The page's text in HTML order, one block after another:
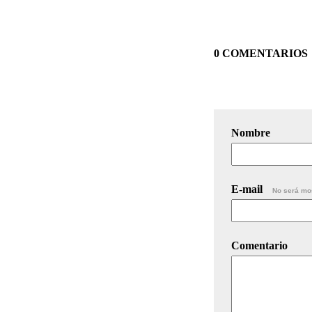
0 COMENTARIOS
Nombre
E-mail No será
Comentario